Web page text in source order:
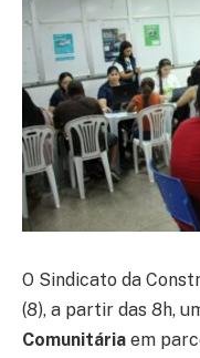
O Sindicato da
(8), a partir das 8h,
Comunitária em